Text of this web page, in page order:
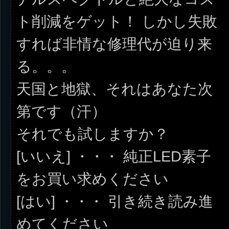
ト削減をゲット！ しかし失敗
すれば非情な修理代が迫り来
る。。。
天国と地獄、それはあなた次
第です（汗）
それでも試しますか？
[いいえ] ・・・ 純正LED素子
をお買い求めください
[はい] ・・・ 引き続き読み進
めてください